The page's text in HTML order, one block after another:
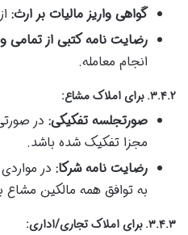
گواهی واریز مالیات بر ارث:
رضایت نامه کتبی از تمامی
انجام معامله.
۳.۴.۲. برای املاک مشاع:
صورتجلسه تفکیکی: در
مجزا تفکیک شده باشد.
رضایت نامه شرکا: در
به توافق همه مالکین مشاع
۳.۴.۳. برای املاک تجاری/اداری: